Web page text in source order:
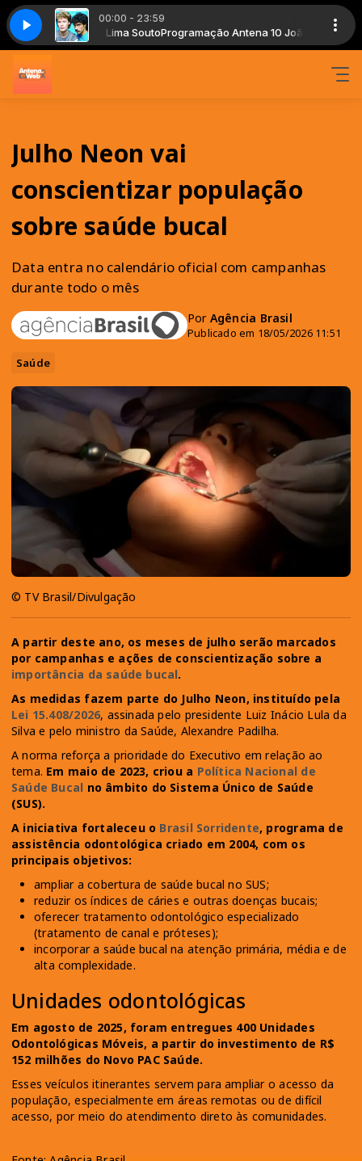
00:00 - 23:59
Pessoa com Lima SoutoProgramação Antena 10 João Pessoa com
Of Touch (Remastered)Daryl Hall & John Oates - Out Of Touch
Julho Neon vai
conscientizar população
sobre saúde bucal
Data entra no calendário oficial com campanhas
durante todo o mês
Por Agência Brasil
Publicado em 18/05/2026 11:51
Saúde
© TV Brasil/Divulgação
A partir deste ano, os meses de julho serão marcados
por campanhas e ações de conscientização sobre a
importância da saúde bucal.
As medidas fazem parte do Julho Neon, instituído pela
Lei 15.408/2026, assinada pelo presidente Luiz Inácio Lula da
Silva e pelo ministro da Saúde, Alexandre Padilha.
A norma reforça a prioridade do Executivo em relação ao
tema. Em maio de 2023, criou a Política Nacional de
Saúde Bucal no âmbito do Sistema Único de Saúde
(SUS).
A iniciativa fortaleceu o Brasil Sorridente, programa de
assistência odontológica criado em 2004, com os
principais objetivos:
ampliar a cobertura de saúde bucal no SUS;
reduzir os índices de cáries e outras doenças bucais;
oferecer tratamento odontológico especializado
(tratamento de canal e próteses);
incorporar a saúde bucal na atenção primária, média e de
alta complexidade.
Unidades odontológicas
Em agosto de 2025, foram entregues 400 Unidades
Odontológicas Móveis, a partir do investimento de R$
152 milhões do Novo PAC Saúde.
Esses veículos itinerantes servem para ampliar o acesso da
população, especialmente em áreas remotas ou de difícil
acesso, por meio do atendimento direto às comunidades.